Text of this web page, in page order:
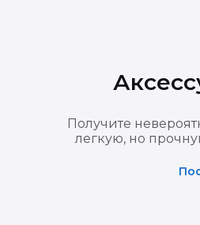
товаров
Получите
легкую, но